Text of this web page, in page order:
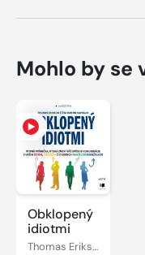
Mohlo by se
Obklopený
idiotmi
Thomas Erikson